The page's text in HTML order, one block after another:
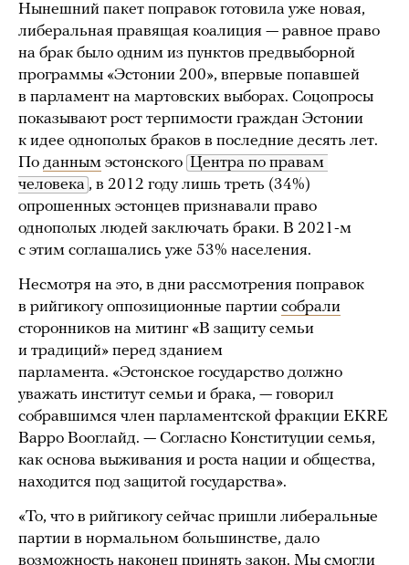
Нынешний пакет поправок готовила уже новая,
либеральная правящая коалиция — равное право
на брак было одним из пунктов предвыборной
программы «Эстонии 200», впервые попавшей
в парламент на мартовских выборах. Соцопросы
показывают рост терпимости граждан Эстонии
к идее однополых браков в последние десять лет.
По данным эстонского Центра по правам
человека , в 2012 году лишь треть (34%)
опрошенных эстонцев признавали право
однополых людей заключать браки. В 2021-м
с этим соглашались уже 53% населения.
Несмотря на это, в дни рассмотрения поправок
в рийгикогу оппозиционные партии собрали
сторонников на митинг «В защиту семьи
и традиций» перед зданием
парламента. «Эстонское государство должно
уважать институт семьи и брака, — говорил
собравшимся член парламентской фракции EKRE
Варро Вооглайд. — Согласно Конституции семья,
как основа выживания и роста нации и общества,
находится под защитой государства».
«То, что в рийгикогу сейчас пришли либеральные
партии в нормальном большинстве, дало
возможность наконец принять закон. Мы смогли